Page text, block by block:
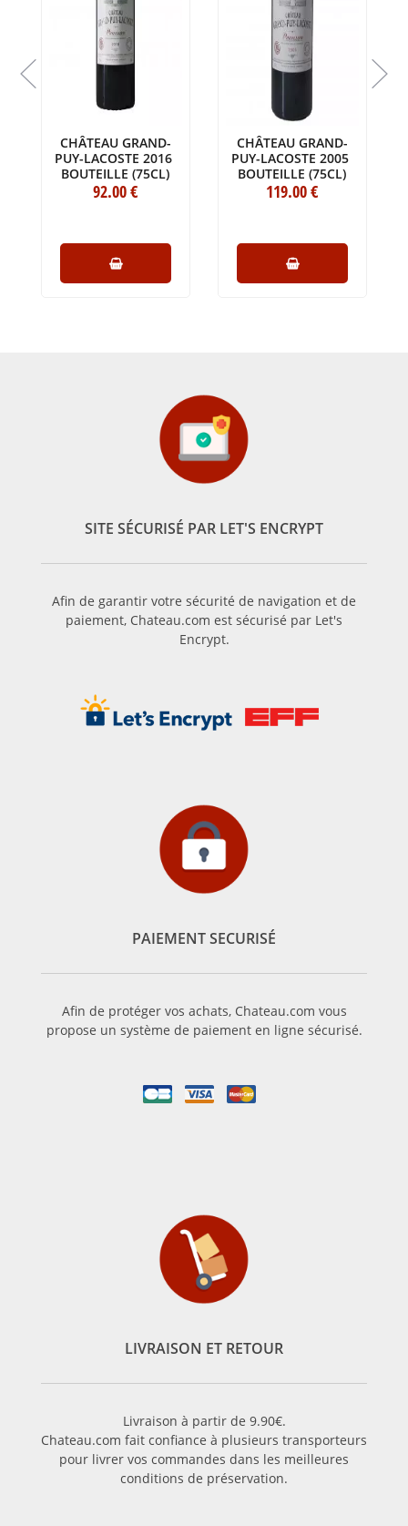
CHÂTEAU GRAND-
PUY-LACOSTE 2016
BOUTEILLE (75CL)
92.00€
CHÂTEAU GRAND-
PUY-LACOSTE 2005
BOUTEILLE (75CL)
119.00€
SITE SÉCURISÉ PAR LET'S ENCRYPT
Afin de garantir votre sécurité de navigation et de
paiement, Chateau.com est sécurisé par Let's
Encrypt.
PAIEMENT SECURISÉ
Afin de protéger vos achats, Chateau.com vous
propose un système de paiement en ligne sécurisé.
LIVRAISON ET RETOUR
Livraison à partir de 9.90€.
Chateau.com fait confiance à plusieurs transporteurs
pour livrer vos commandes dans les meilleures
conditions de préservation.